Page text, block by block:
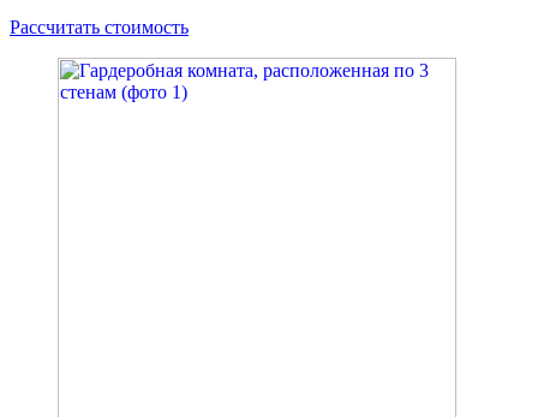
Рассчитать стоимость